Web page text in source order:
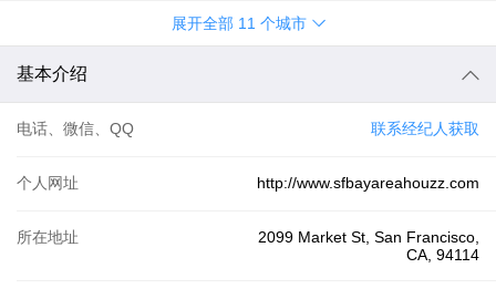
展开全部 11 个城市
基本介绍
电话、微信、QQ 联系经纪人获取
个人网址 http://www.sfbayareahouzz.com
所在地址
2099 Market St, San Francisco,
CA, 94114